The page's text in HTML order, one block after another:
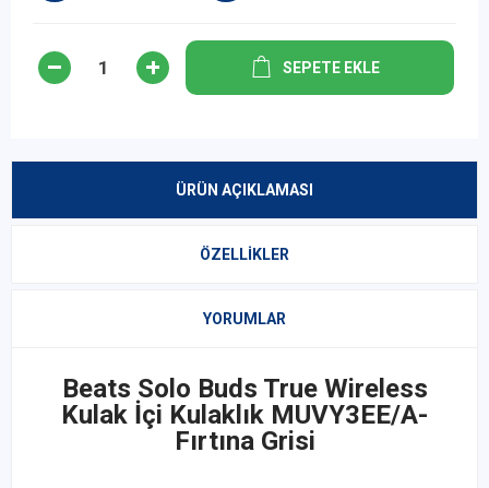
SEPETE EKLE
ÜRÜN AÇIKLAMASI
ÖZELLIKLER
YORUMLAR
Beats Solo Buds True Wireless
Kulak İçi Kulaklık MUVY3EE/A-
Fırtına Grisi